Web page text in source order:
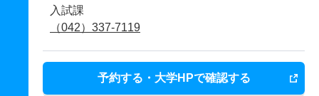
入試課
（042）337-7119
予約する・大学HPで確認する